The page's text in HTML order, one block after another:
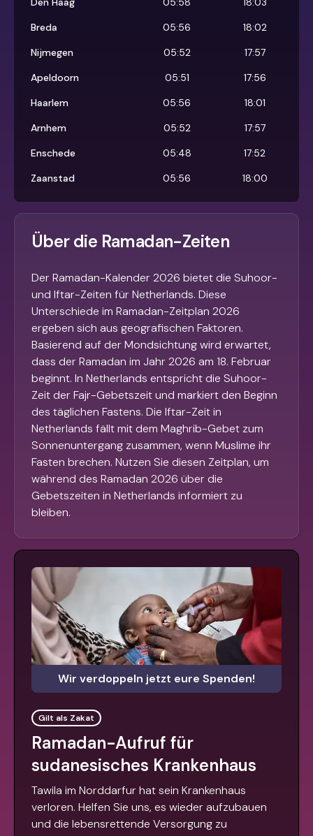
Breda
05:56
18:02
Nijmegen
05:52
17:57
Apeldoorn
05:51
17:56
Haarlem
05:56
18:01
Arnhem
05:52
17:57
Enschede
05:48
17:52
Zaanstad
05:56 18:00
Über die Ramadan-Zeiten
Der Ramadan-Kalender 2026 bietet die Suhoor-
und Iftar-Zeiten für Netherlands. Diese
Unterschiede im Ramadan-Zeitplan 2026
ergeben sich aus geografischen Faktoren.
Basierend auf der Mondsichtung wird erwartet,
dass der Ramadan im Jahr 2026 am 18. Februar
beginnt. In Netherlands entspricht die Suhoor-
Zeit der Fajr-Gebetszeit und markiert den Beginn
des täglichen Fastens. Die Iftar-Zeit in
Netherlands fällt mit dem Maghrib-Gebet zum
Sonnenuntergang zusammen, wenn Muslime ihr
Fasten brechen. Nutzen Sie diesen Zeitplan, um
während des Ramadan 2026 über die
Gebetszeiten in Netherlands informiert zu
bleiben.
Wir verdoppeln jetzt eure Spenden!
Gilt als Zakat
Ramadan-Aufruf für
sudanesisches Krankenhaus
Tawila im Norddarfur hat sein Krankenhaus
verloren. Helfen Sie uns, es wieder aufzubauen
und die lebensrettende Versorgung zu